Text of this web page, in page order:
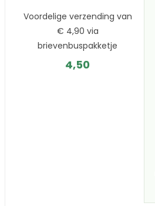
Voordelige verzending van
€ 4,90 via
brievenbuspakketje
4,50